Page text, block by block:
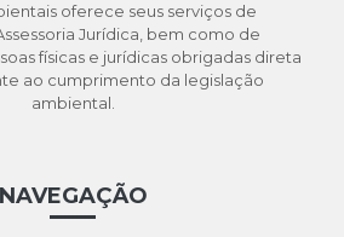
de resíduos mtr
ambiental
oferece seus serviços de
Jurídica, bem como de
físicas e jurídicas obrigadas direta
ao cumprimento da legislação
ambiental.
NAVEGAÇÃO